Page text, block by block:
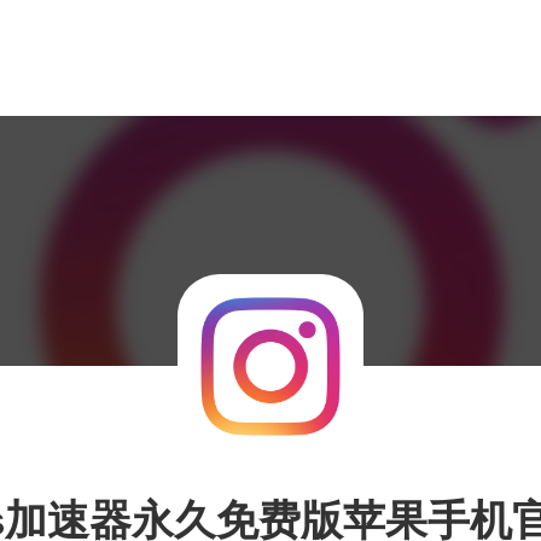
速器永久免费版苹果手机